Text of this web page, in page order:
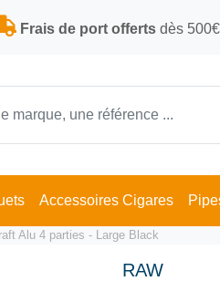
Frais de port offertsdès 500€
Accessoires Cigares
Alu 4 parties - Large Black
RAW